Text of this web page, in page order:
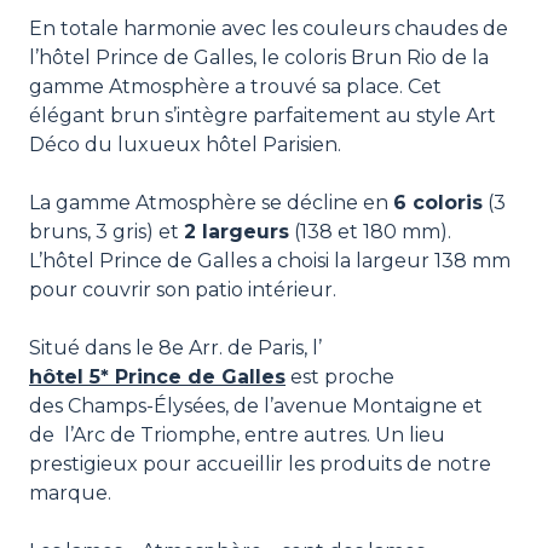
En totale harmonie avec les couleurs chaudes de
l’hôtel Prince de Galles, le coloris Brun Rio de la
gamme Atmosphère a trouvé sa place. Cet
élégant brun s’intègre parfaitement au style Art
Déco du luxueux hôtel Parisien.
La gamme Atmosphère se décline en 6 coloris (3
bruns, 3 gris) et 2 largeurs (138 et 180 mm).
L’hôtel Prince de Galles a choisi la largeur 138 mm
pour couvrir son patio intérieur.
Situé dans le 8e Arr. de Paris, l’
hôtel 5* Prince de Galles est proche
des Champs-Élysées, de l’avenue Montaigne et
de l’Arc de Triomphe, entre autres. Un lieu
prestigieux pour accueillir les produits de notre
marque.